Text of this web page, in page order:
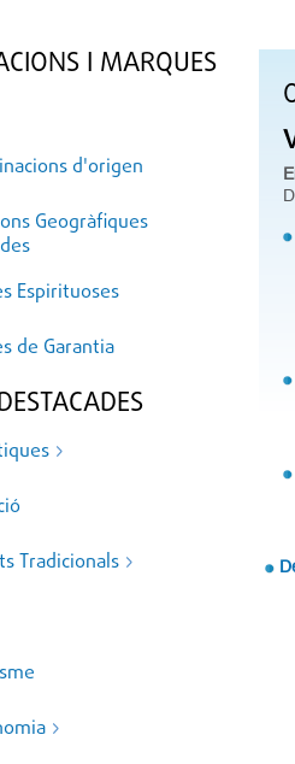
I MARQUES
d'origen
Geogràfiques
Espirituoses
de Garantia
Tradicionals